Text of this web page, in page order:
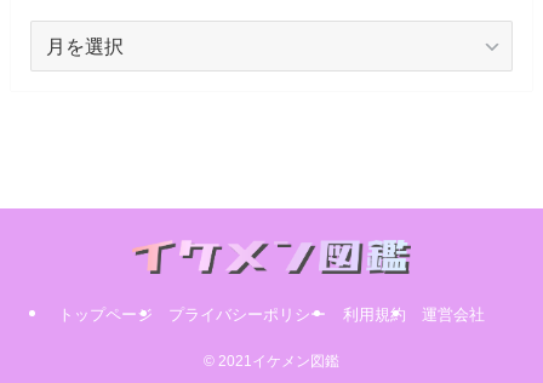
トップページ プライバシーポリシー 利用規約 運営会社
© 2021イケメン図鑑